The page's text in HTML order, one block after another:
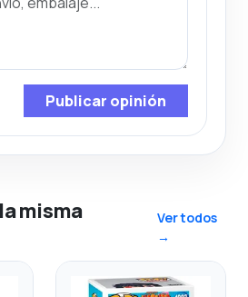
Publicar opinión
misma
Ver todos
→